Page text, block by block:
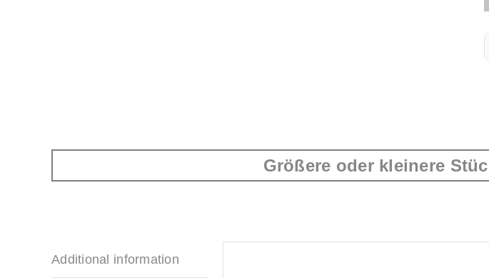
Größere oder kleinere
Additional information